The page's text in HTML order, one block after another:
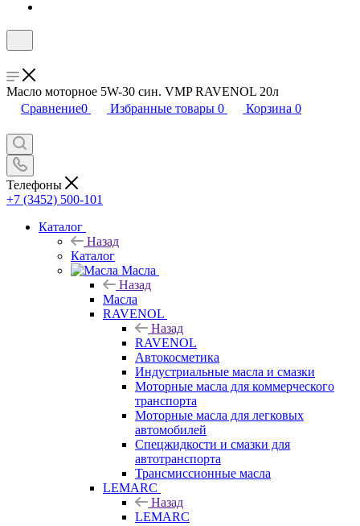
Масло моторное 5W-30 син. VMP RAVENOL 20л
Сравнение0 Избранные товары 0 Корзина 0
Телефоны
+7 (3452) 500-101
Каталог
Назад
Каталог
Масла
Назад
Масла
RAVENOL
Назад
RAVENOL
Автокосметика
Индустриальные масла и смазки
Моторные масла для коммерческого
транспорта
Моторные масла для легковых
автомобилей
Спецжидкости и смазки для
автотранспорта
Трансмиссионные масла
LEMARC
Назад
LEMARC